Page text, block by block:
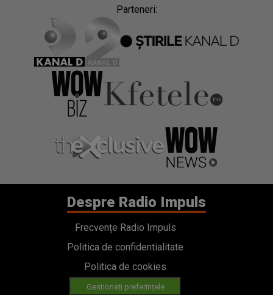
Parteneri:
Despre Radio Impuls
Frecvențe Radio Impuls
Politica de confidentialitate
Politica de cookies
Gestionați preferințele